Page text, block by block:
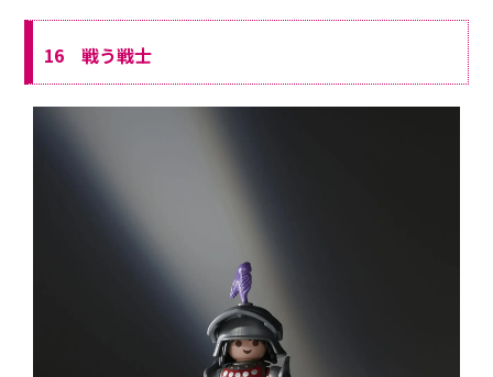
16 戦う戦士